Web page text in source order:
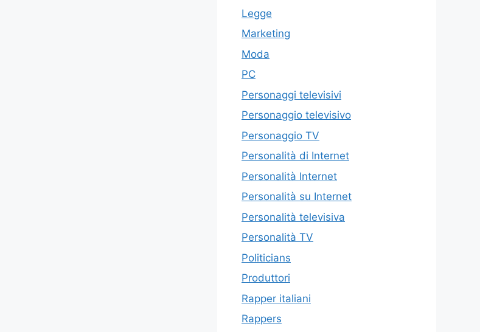
Legge
Marketing
Moda
PC
Personaggi televisivi
Personaggio televisivo
Personaggio TV
Personalità di Internet
Personalità Internet
Personalità su Internet
Personalità televisiva
Personalità TV
Politicians
Produttori
Rapper italiani
Rappers